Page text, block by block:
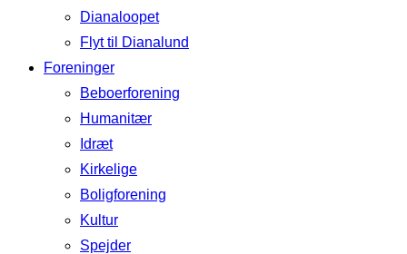
Dianaloopet
Flyt til Dianalund
Foreninger
Beboerforening
Humanitær
Idræt
Kirkelige
Boligforening
Kultur
Spejder